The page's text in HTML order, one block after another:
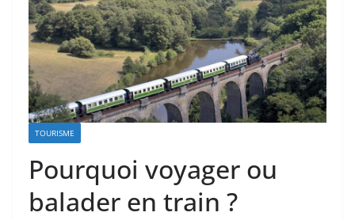
TOURISME
Pourquoi voyager ou
balader en train ?